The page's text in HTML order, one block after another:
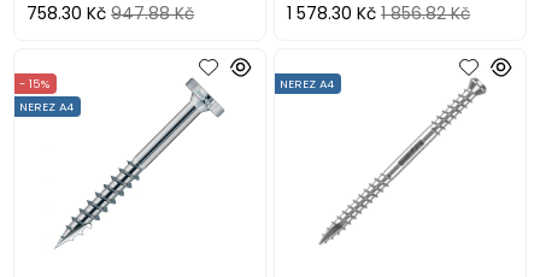
758.30 Kč 947.88 Kč 1 578.30 Kč 1 856.82 Kč
- 15%
NEREZ A4
NEREZ A4